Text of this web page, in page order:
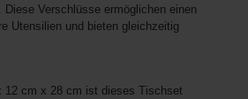
Diese Verschlüsse ermöglichen einen
Utensilien und bieten gleichzeitig
12 cm x 28 cm ist dieses Tischset